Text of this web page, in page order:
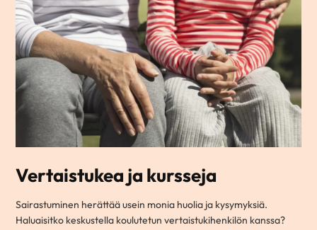
Vertaistukea ja kursseja
Sairastuminen herättää usein monia huolia ja kysymyksiä.
Haluaisitko keskustella koulutetun vertaistukihenkilön kanssa?